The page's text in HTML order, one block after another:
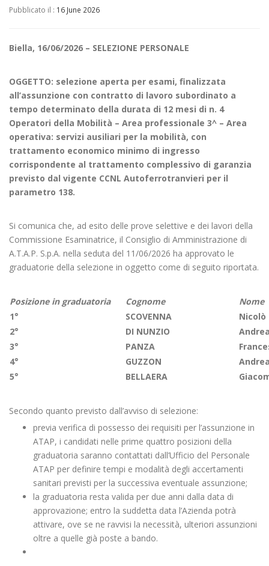
Pubblicato il : 16 June 2026
Biella, 16/06/2026 – SELEZIONE PERSONALE
OGGETTO: selezione aperta per esami, finalizzata
all’assunzione con contratto di lavoro subordinato a
tempo determinato della durata di 12 mesi di n. 4
Operatori della Mobilità – Area professionale 3^ – Area
operativa: servizi ausiliari per la mobilità, con
trattamento economico minimo di ingresso
corrispondente al trattamento complessivo di garanzia
previsto dal vigente CCNL Autoferrotranvieri per il
parametro 138.
Si comunica che, ad esito delle prove selettive e dei lavori della
Commissione Esaminatrice, il Consiglio di Amministrazione di
A.T.A.P. S.p.A. nella seduta del 11/06/2026 ha approvato le
graduatorie della selezione in oggetto come di seguito riportata.
Posizione in graduatoria Cognome
Nome
1°
SCOVENNA
Nicolò
2°
DI NUNZIO
3°
PANZA
4°
GUZZON
5°
BELLAERA
Secondo quanto previsto dall’avviso di selezione:
previa verifica di possesso dei requisiti per l’assunzione in
ATAP, i candidati nelle prime quattro posizioni della
graduatoria saranno contattati dall’Ufficio del Personale
ATAP per definire tempi e modalità degli accertamenti
sanitari previsti per la successiva eventuale assunzione;
la graduatoria resta valida per due anni dalla data di
approvazione; entro la suddetta data l’Azienda potrà
attivare, ove se ne ravvisi la necessità, ulteriori assunzioni
oltre a quelle già poste a bando.